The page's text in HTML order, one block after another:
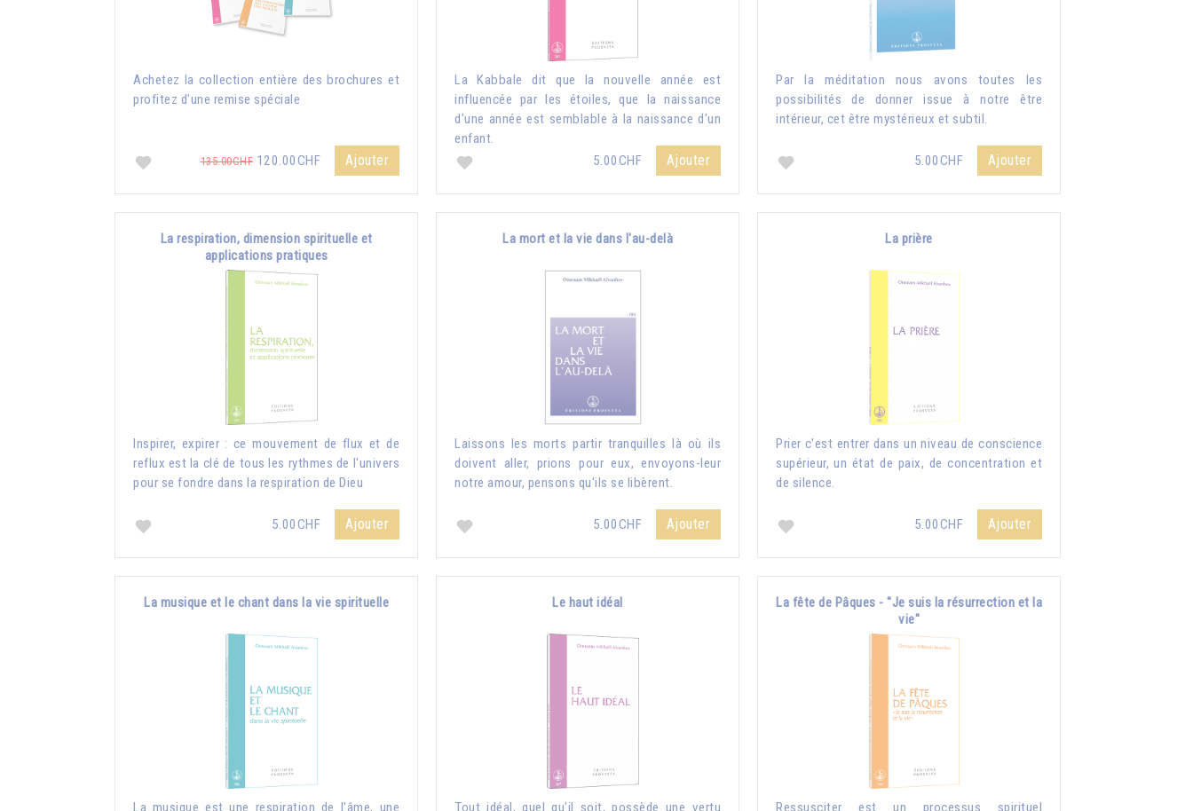
Achetez la collection entière des brochures et
profitez d'une remise spéciale
135.00CHF 120.00CHF Ajouter
La Kabbale dit que la nouvelle année est
influencée par les étoiles, que la naissance
d'une année est semblable à la naissance d'un
enfant.
5.00CHF
Ajouter
Par la méditation nous avons toutes les
possibilités de donner issue à notre être
intérieur, cet être mystérieux et subtil.
5.00CHF Ajouter
La respiration, dimension spirituelle et
applications pratiques
Inspirer, expirer : ce mouvement de flux et de
reflux est la clé de tous les rythmes de l'univers
pour se fondre dans la respiration de Dieu
5.00CHF Ajouter
La mort et la vie dans l'au-delà
Laissons les morts partir tranquilles là où ils
doivent aller, prions pour eux, envoyons-leur
notre amour, pensons qu'ils se libèrent.
5.00CHF Ajouter
La prière
Prier c'est entrer dans un niveau de conscience
supérieur, un état de paix, de concentration et
de silence.
5.00CHF Ajouter
La musique et le chant dans la vie spirituelle
La musique est une respiration de l'âme, une
Le haut idéal
Tout idéal, quel qu'il soit, possède une vertu
La fête de Pâques - "Je suis la résurrection et la
vie"
Ressusciter est un processus spirituel